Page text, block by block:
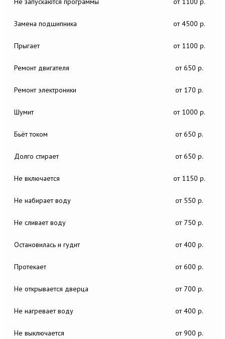
Замена подшипника от 4500 р.
Прыгает от 1100 р.
Ремонт двигателя от 650 р.
Ремонт электроники от 170 р.
Шумит от 1000 р.
Бьёт током от 650 р.
Долго стирает от 650 р.
Не включается от 1150 р.
Не набирает воду от 550 р.
Не сливает воду от 750 р.
Остановилась и гудит от 400 р.
Протекает от 600 р.
Не открывается дверца от 700 р.
Не нагревает воду от 400 р.
Не выключается от 900 р.